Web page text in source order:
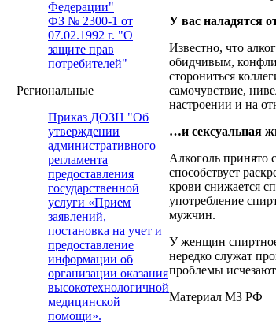
Федерации"
ФЗ № 2300-1 от
07.02.1992 г. "О
защите прав
потребителей"
Региональные
Приказ ДОЗН "Об
утверждении
административного
регламента
предоставления
государственной
услуги «Прием
заявлений,
постановка на учет и
предоставление
информации об
организации оказания
высокотехнологичной
медицинской
помощи».
У вас наладятся
Известно, что
обидчивым,
сторониться
самочувствие,
настроении и на
…и сексуальная
Алкоголь принято
способствует
крови снижается
употребление
мужчин.
У женщин спиртное
нередко служат
проблемы
Материал МЗ РФ